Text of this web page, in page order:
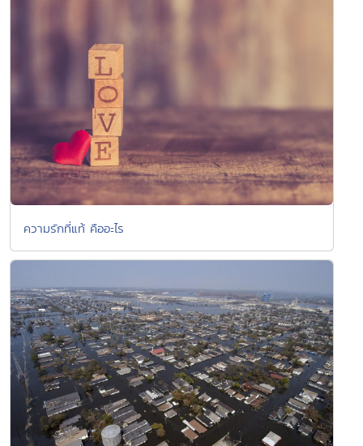
ความรักที่แท้ คืออะไร